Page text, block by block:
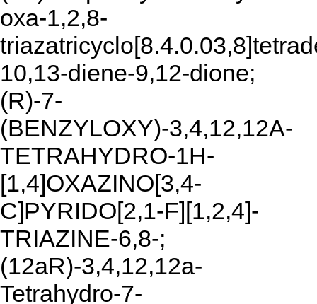
oxa-1,2,8-
10,13-diene-9,12-dione;
(R)-7-
(BENZYLOXY)-3,4,12,12A-
TETRAHYDRO-1H-
[1,4]OXAZINO[3,4-
C]PYRIDO[2,1-F][1,2,4]-
TRIAZINE-6,8-;
(12aR)-3,4,12,12a-
Tetrahydro-7-